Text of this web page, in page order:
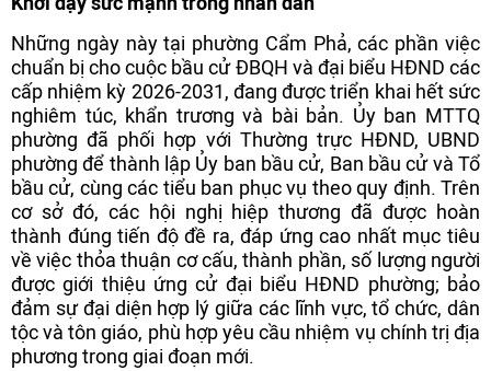
Những ngày này tại phường Cẩm Phả, các phần việc
chuẩn bị cho cuộc bầu cử ĐBQH và đại biểu HĐND các
cấp nhiệm kỳ 2026-2031, đang được triển khai hết sức
nghiêm túc, khẩn trương và bài bản. Ủy ban MTTQ
phường đã phối hợp với Thường trực HĐND, UBND
phường để thành lập Ủy ban bầu cử, Ban bầu cử và Tổ
bầu cử, cùng các tiểu ban phục vụ theo quy định. Trên
cơ sở đó, các hội nghị hiệp thương đã được hoàn
thành đúng tiến độ đề ra, đáp ứng cao nhất mục tiêu
về việc thỏa thuận cơ cấu, thành phần, số lượng người
được giới thiệu ứng cử đại biểu HĐND phường; bảo
đảm sự đại diện hợp lý giữa các lĩnh vực, tổ chức, dân
tộc và tôn giáo, phù hợp yêu cầu nhiệm vụ chính trị địa
phương trong giai đoạn mới.